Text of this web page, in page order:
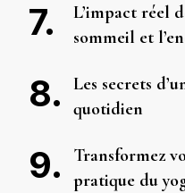
L’impact réel
sommeil et
Les secrets
quotidien
Transformez
pratique du